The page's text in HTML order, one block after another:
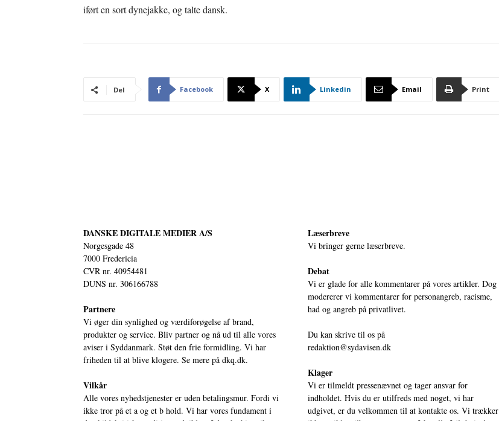
iført en sort dynejakke, og talte dansk.
Del Facebook X Linkedin Email Print
DANSKE DIGITALE MEDIER A/S
Norgesgade 48
7000 Fredericia
CVR nr. 40954481
DUNS nr. 306166788
Partnere
Vi øger din synlighed og værdiforøgelse af brand,
produkter og service. Bliv partner og nå ud til alle vores
aviser i Syddanmark. Støt den frie formidling. Vi har
friheden til at blive klogere. Se mere på dkq.dk.
Vilkår
Alle vores nyhedstjenester er uden betalingsmur. Fordi vi
ikke tror på et a og et b hold. Vi har vores fundament i
Læserbreve
Vi bringer gerne læserbreve.
Debat
Vi er glade for alle kommentarer på vores artikler. Dog
modererer vi kommentarer for personangreb, racisme,
had og angreb på privatlivet.
Du kan skrive til os på
redaktion@sydavisen.dk
Klager
Vi er tilmeldt pressenævnet og tager ansvar for
indholdet. Hvis du er utilfreds med noget, vi har
udgivet, er du velkommen til at kontakte os. Vi trækker